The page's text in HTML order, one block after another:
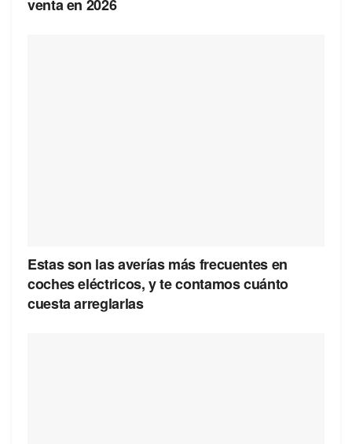
venta en 2026
Estas son las averías más frecuentes en
coches eléctricos, y te contamos cuánto
cuesta arreglarlas